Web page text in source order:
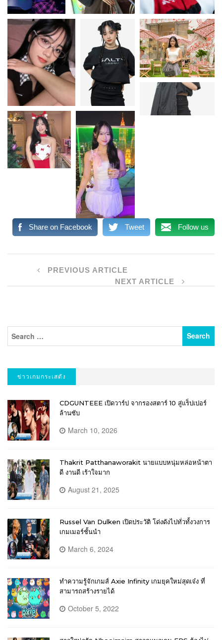
Share on Facebook Tweet Follow us
PREVIOUS ARTICLE
NEXT ARTICLE
ข่าวเกมกระเสดัง
CDGUNTEEE เปิดวาร์ป จากรองสตาร์ 10 สู่แร็ปเปอร์
ล้านซับ
March 10, 2026
Thakrit Patthanaworakit นายแบบหนุ่มหล่อหน้าตา
ดี งานดี เร้าใจมาก
August 21, 2025
Russel Van Dulken เปิดประวัติ โด่งดังไปทั่วทั้งวงการ
เกมเมอร์ชั้นนำ
March 6, 2024
ทำความรู้จักเกมส์ Axie Infinity เกมยุคใหม่สุดเจ๋ง ที่
สามารถสร้างรายได้
October 5, 2022